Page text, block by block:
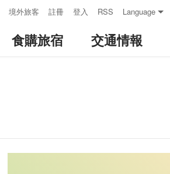
境外旅客 註冊 登入 RSS Language
食購旅宿 交通情報